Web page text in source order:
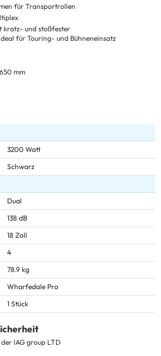
für Transportrollen
kratz- und stoßfester
für Touring- und Bühneneinsatz
mm
3200 Watt
Schwarz
Dual
138 dB
18 Zoll
4
78.9 kg
Wharfedale Pro
1 Stück
IAG group LTD